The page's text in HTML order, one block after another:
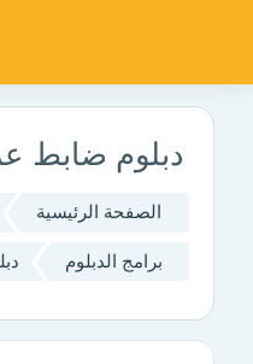
دبلوم ضابط
الصفحة الرئيسية
برامج الدبلوم